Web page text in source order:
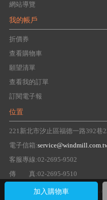
網站導覽
我的帳戶
折價券
查看購物車
願望清單
查看我的訂單
訂閱電子報
位置
221新北市汐止區福德一路392巷
電子信箱:
客服專線:02-2695-9502
傳 真:02-2695-9510
Copyright 2016 windmill Group.